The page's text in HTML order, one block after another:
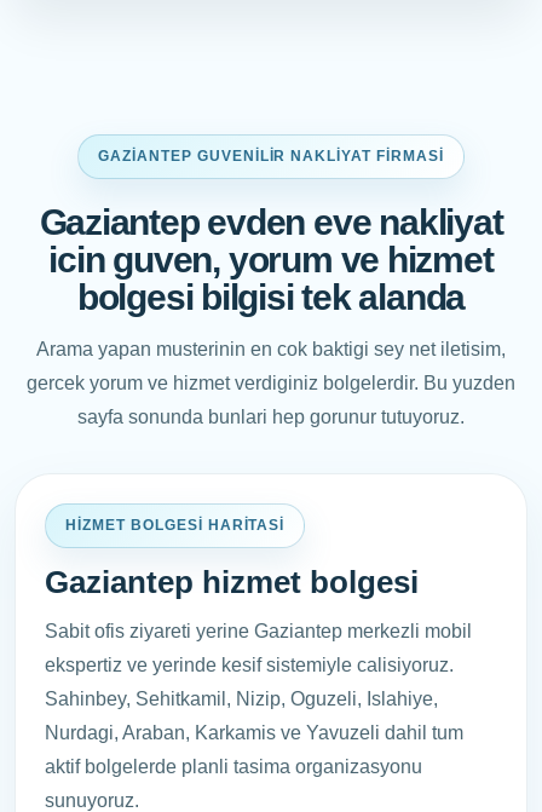
GAZIANTEP GUVENILIR NAKLIYAT FIRMASI
Gaziantep evden eve nakliyat
icin guven, yorum ve hizmet
bolgesi bilgisi tek alanda
Arama yapan musterinin en cok baktigi sey net iletisim,
gercek yorum ve hizmet verdiginiz bolgelerdir. Bu yuzden
sayfa sonunda bunlari hep gorunur tutuyoruz.
HIZMET BOLGESI HARITASI
Gaziantep hizmet bolgesi
Sabit ofis ziyareti yerine Gaziantep merkezli mobil
ekspertiz ve yerinde kesif sistemiyle calisiyoruz.
Sahinbey, Sehitkamil, Nizip, Oguzeli, Islahiye,
Nurdagi, Araban, Karkamis ve Yavuzeli dahil tum
aktif bolgelerde planli tasima organizasyonu
sunuyoruz.